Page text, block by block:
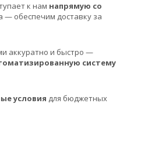
к нам напрямую со
— обеспечим доставку за
аккуратно и быстро —
систему
условия для бюджетных